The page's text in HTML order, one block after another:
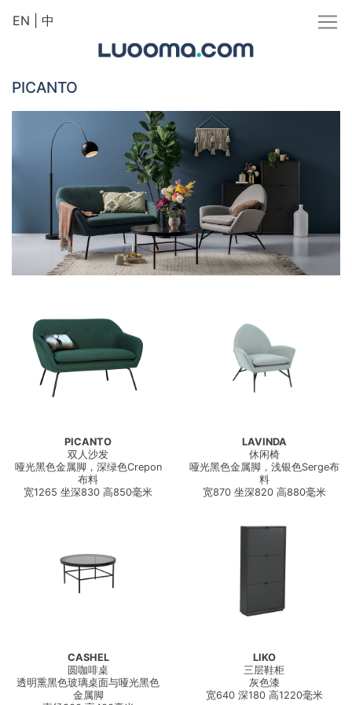
EN 中
PICANTO
PICANTO
双人沙发
哑光黑色金属脚，深绿色Crepon
布料
宽1265 坐深830 高850毫米
LAVINDA
休闲椅
哑光黑色金属脚，浅银色Serge布
料
宽870 坐深820 高880毫米
CASHEL
圆咖啡桌
透明熏黑色玻璃桌面与哑光黑色
金属脚
LIKO
三层鞋柜
灰色漆
宽640 深180 高1220毫米